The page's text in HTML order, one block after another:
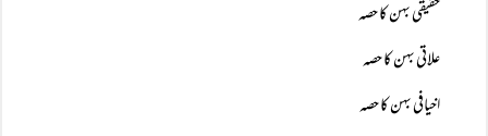
حقیقی بہن کا حصہ
علاتی بہن کا حصہ
اخیافی بہن کا حصہ